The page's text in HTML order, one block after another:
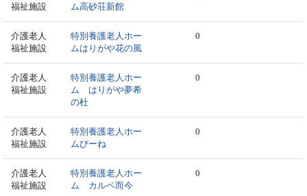
福祉施設
ム高砂荘新館
介護老人
福祉施設
特別養護老人ホー
ムはりがや花の風
0
介護老人
福祉施設
特別養護老人ホー
ム はりがや夢希
の杜
0
介護老人
福祉施設
特別養護老人ホー
ムびーね
0
介護老人
福祉施設
特別養護老人ホー
ム カルペ而今
0